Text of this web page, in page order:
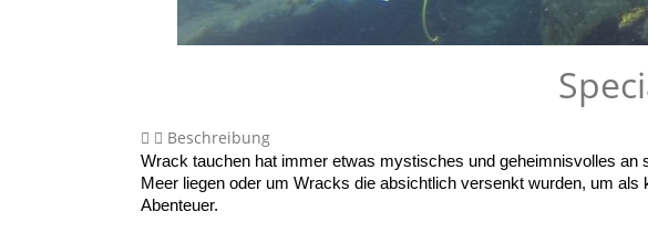
Beschreibung
Wrack tauchen hat immer etwas mystisches und geheimnisvolles
Meer liegen oder um Wracks die absichtlich versenkt wurden, um
Abenteuer.